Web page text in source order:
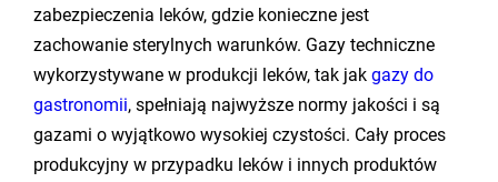
zabezpieczenia leków, gdzie konieczne jest
zachowanie sterylnych warunków. Gazy techniczne
wykorzystywane w produkcji leków, tak jak gazy do
gastronomii, spełniają najwyższe normy jakości i są
gazami o wyjątkowo wysokiej czystości. Cały proces
produkcyjny w przypadku leków i innych produktów